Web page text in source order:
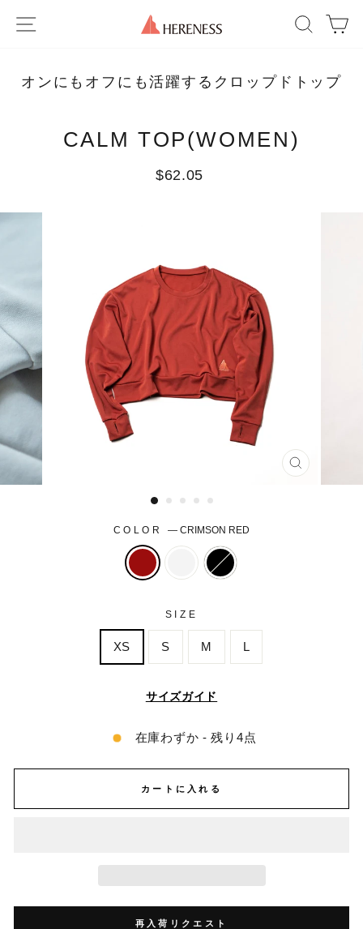
SITE NAVIGATION
オンにもオフにも活躍するクロップドトップ
CALM TOP(WOMEN)
Regular
$62.05
CLOSE
(ESC)
COLOR—CRIMSON RED
SIZE
XS S M L
サイズガイド
在庫わずか - 残り4点
カートに入れる
再入荷リクエスト